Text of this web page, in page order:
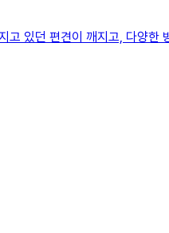
있던 편견이 깨지고, 다양